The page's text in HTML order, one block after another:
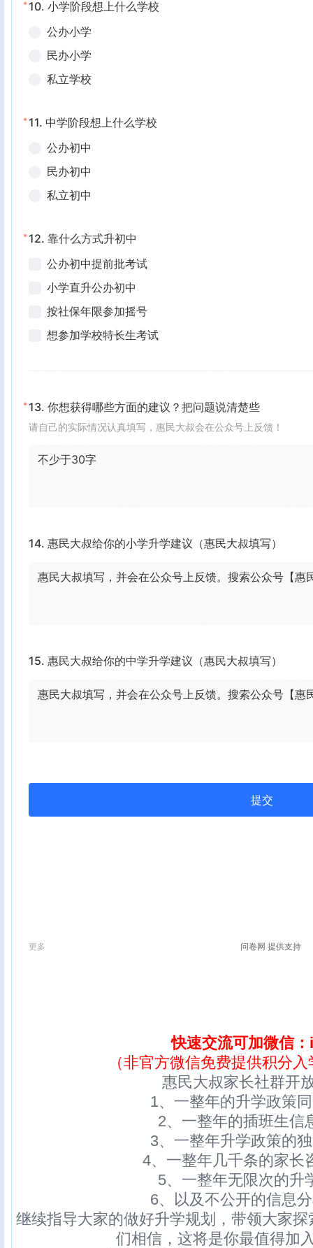
快速交流可加微信
（非官方微信免费提供积分
惠民大叔家长社群开
1、一整年的升学政策
2、一整年的插班生信
3、一整年升学政策的
4、一整年几千条的家长
5、一整年无限次的升
6、以及不公开的信息
继续指导大家的做好升学规划，带领大家
们相信，这将是你最值得加